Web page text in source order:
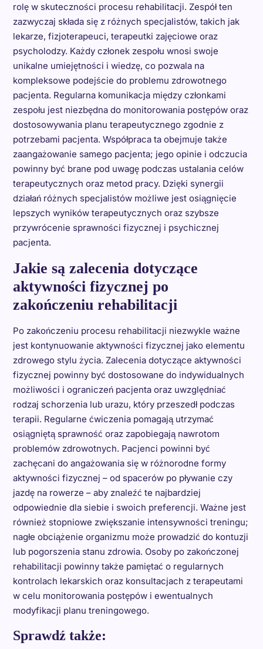
rolę w skuteczności procesu rehabilitacji. Zespół ten
zazwyczaj składa się z różnych specjalistów, takich jak
lekarze, fizjoterapeuci, terapeutki zajęciowe oraz
psycholodzy. Każdy członek zespołu wnosi swoje
unikalne umiejętności i wiedzę, co pozwala na
kompleksowe podejście do problemu zdrowotnego
pacjenta. Regularna komunikacja między członkami
zespołu jest niezbędna do monitorowania postępów oraz
dostosowywania planu terapeutycznego zgodnie z
potrzebami pacjenta. Współpraca ta obejmuje także
zaangażowanie samego pacjenta; jego opinie i odczucia
powinny być brane pod uwagę podczas ustalania celów
terapeutycznych oraz metod pracy. Dzięki synergii
działań różnych specjalistów możliwe jest osiągnięcie
lepszych wyników terapeutycznych oraz szybsze
przywrócenie sprawności fizycznej i psychicznej
pacjenta.
Jakie są zalecenia dotyczące
aktywności fizycznej po
zakończeniu rehabilitacji
Po zakończeniu procesu rehabilitacji niezwykle ważne
jest kontynuowanie aktywności fizycznej jako elementu
zdrowego stylu życia. Zalecenia dotyczące aktywności
fizycznej powinny być dostosowane do indywidualnych
możliwości i ograniczeń pacjenta oraz uwzględniać
rodzaj schorzenia lub urazu, który przeszedł podczas
terapii. Regularne ćwiczenia pomagają utrzymać
osiągniętą sprawność oraz zapobiegają nawrotom
problemów zdrowotnych. Pacjenci powinni być
zachęcani do angażowania się w różnorodne formy
aktywności fizycznej – od spacerów po pływanie czy
jazdę na rowerze – aby znaleźć te najbardziej
odpowiednie dla siebie i swoich preferencji. Ważne jest
również stopniowe zwiększanie intensywności treningu;
nagłe obciążenie organizmu może prowadzić do kontuzji
lub pogorszenia stanu zdrowia. Osoby po zakończonej
rehabilitacji powinny także pamiętać o regularnych
kontrolach lekarskich oraz konsultacjach z terapeutami
w celu monitorowania postępów i ewentualnych
modyfikacji planu treningowego.
Sprawdź także: